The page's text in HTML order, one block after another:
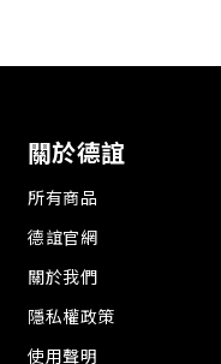
關於德誼
所有商品
德誼官網
關於我們
隱私權政策
使用聲明